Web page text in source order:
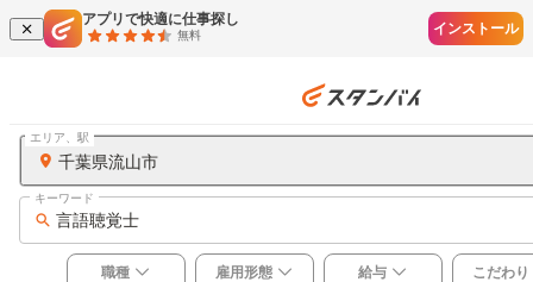
アプリで快適に仕事探し
無料 インストール
千葉県流山市
エリア、駅
言語聴覚士
キーワード
職種 雇用形態 給与 こだわり